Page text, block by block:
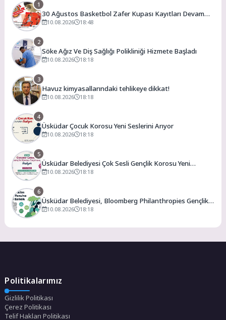
1
30 Ağustos Basketbol Zafer Kupası Kayıtları Devam
Ediyor
10.08.2026 18:48
2
Söke Ağız Ve Diş Sağlığı Polikliniği Hizmete Başladı
10.08.2026 18:18
3
Havuz kimyasallarındaki tehlikeye dikkat!
10.08.2026 18:18
4
Üsküdar Çocuk Korosu Yeni Seslerini Arıyor
10.08.2026 18:18
5
Üsküdar Belediyesi Çok Sesli Gençlik Korosu Yeni
Seslerini Arıyor
10.08.2026 18:18
6
Üsküdar Belediyesi, Bloomberg Philanthropies Gençlik
İklim Eylem Fonu’na Kabul Edildi
10.08.2026 18:18
Politikalarımız
Gizlilik Politikası
Çerez Politikası
Telif Hakları Politikası